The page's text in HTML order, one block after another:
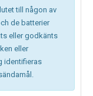
till någon av
de batterier
eller godkänts
eller
identifieras